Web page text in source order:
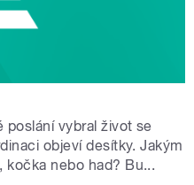
poslání vybral život se
objeví desítky. Jakým
kočka nebo had? Bu...